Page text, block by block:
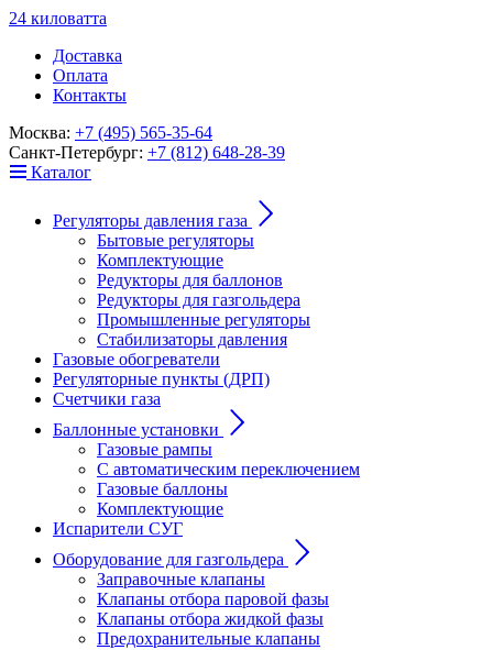
24 киловатта
Доставка
Оплата
Контакты
Москва: +7 (495) 565-35-64
Санкт-Петербург: +7 (812) 648-28-39
Каталог
Регуляторы давления газа
Бытовые регуляторы
Комплектующие
Редукторы для баллонов
Редукторы для газгольдера
Промышленные регуляторы
Стабилизаторы давления
Газовые обогреватели
Регуляторные пункты (ДРП)
Счетчики газа
Баллонные установки
Газовые рампы
С автоматическим переключением
Газовые баллоны
Комплектующие
Испарители СУГ
Оборудование для газгольдера
Заправочные клапаны
Клапаны отбора паровой фазы
Клапаны отбора жидкой фазы
Предохранительные клапаны